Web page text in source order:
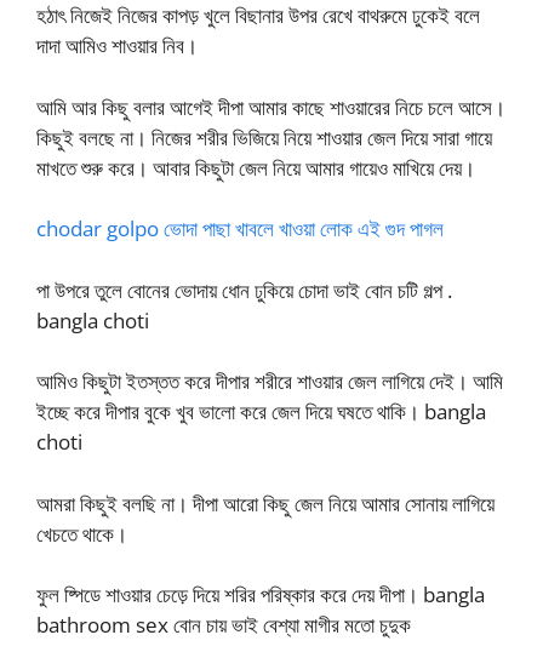
হঠাৎ নিজেই নিজের কাপড় খুলে বিছানার উপর রেখে বাথরুমে ঢুকেই বলে
দাদা আমিও শাওয়ার নিব।
আমি আর কিছু বলার আগেই দীপা আমার কাছে শাওয়ারের নিচে চলে আসে।
কিছুই বলছে না। নিজের শরীর ভিজিয়ে নিয়ে শাওয়ার জেল দিয়ে সারা গায়ে
মাখতে শুরু করে। আবার কিছুটা জেল নিয়ে আমার গায়েও মাখিয়ে দেয়।
chodar golpo ভোদা পাছা খাবলে খাওয়া লোক এই গুদ পাগল
পা উপরে তুলে বোনের ভোদায় ধোন ঢুকিয়ে চোদা ভাই বোন চটি গল্প .
bangla choti
আমিও কিছুটা ইতস্তত করে দীপার শরীরে শাওয়ার জেল লাগিয়ে দেই। আমি
ইচ্ছে করে দীপার বুকে খুব ভালো করে জেল দিয়ে ঘষতে থাকি। bangla
choti
আমরা কিছুই বলছি না। দীপা আরো কিছু জেল নিয়ে আমার সোনায় লাগিয়ে
খেচতে থাকে।
ফুল ষ্পিডে শাওয়ার চেড়ে দিয়ে শরির পরিষ্কার করে দেয় দীপা। bangla
bathroom sex বোন চায় ভাই বেশ্যা মাগীর মতো চুদুক